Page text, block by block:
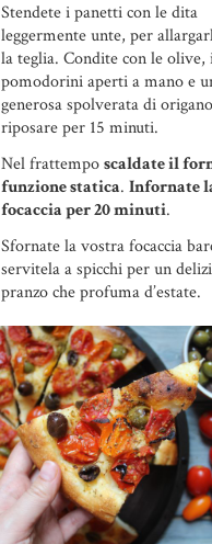
Stendete i panetti con le dita
leggermente unte, per
la teglia. Condite con le olive,
pomodorini aperti a mano e
generosa spolverata di
riposare per 15 minuti.
Nel frattemposcaldate il
funzione statica. Infornate
focaccia per 20 minuti.
Sfornate la vostra focaccia
servitela a spicchi per un
pranzo che profuma d’estate.